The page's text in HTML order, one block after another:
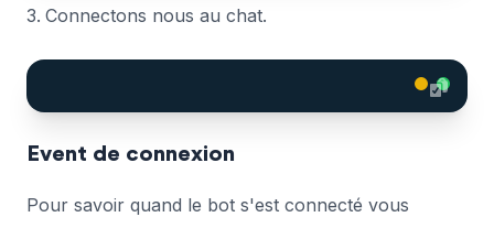
Connectons nous au chat.
Event de connexion
Pour savoir quand le bot s'est connecté vous